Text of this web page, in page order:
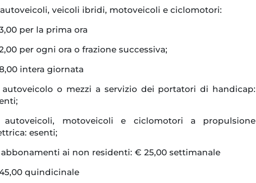
veicoli ibridi, motoveicoli e ciclomotori:
per la prima ora
per ogni ora o frazione successiva;
intera giornata
autoveicolo o mezzi a servizio dei portatori di handicap:
autoveicoli, motoveicoli e ciclomotori a propulsione
esenti;
ai non residenti: € 25,00 settimanale
quindicinale